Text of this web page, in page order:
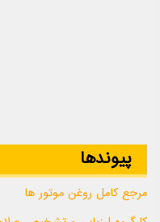
پیوندها
مرجع کامل روغن موتور ها